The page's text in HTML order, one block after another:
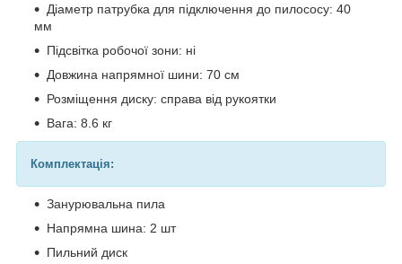
Діаметр патрубка для підключення до пилососу: 40
мм
Підсвітка робочої зони: ні
Довжина напрямної шини: 70 см
Розміщення диску: справа від рукоятки
Вага: 8.6 кг
Комплектація:
Занурювальна пила
Напрямна шина: 2 шт
Пильний диск